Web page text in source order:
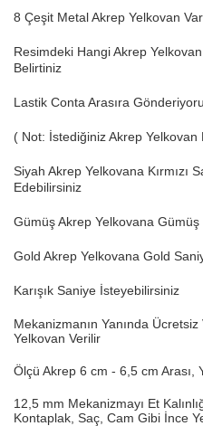
8 Çeşit Metal Akrep Yelkovan
Resimdeki Hangi Akrep
Belirtiniz
Lastik Conta Arasıra
( Not: İstediğiniz Akrep Yelkovan
Siyah Akrep Yelkovana Kırmızı
Edebilirsiniz
Gümüş Akrep Yelkovana Gümüş
Gold Akrep Yelkovana Gold
Karışık Saniye İsteyebilirsiniz
Mekanizmanın Yanında
Yelkovan Verilir
Ölçü Akrep 6 cm - 6,5 cm Arası,
12,5 mm Mekanizmayı Et
Kontaplak, Saç, Cam Gibi İnce